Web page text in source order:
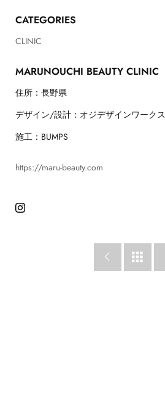
CATEGORIES
CLINIC
MARUNOUCHI BEAUTY CLINIC
住所：長野県
デザイン/設計：オジデザインワークス
施工：BUMPS
https://maru-beauty.com
 